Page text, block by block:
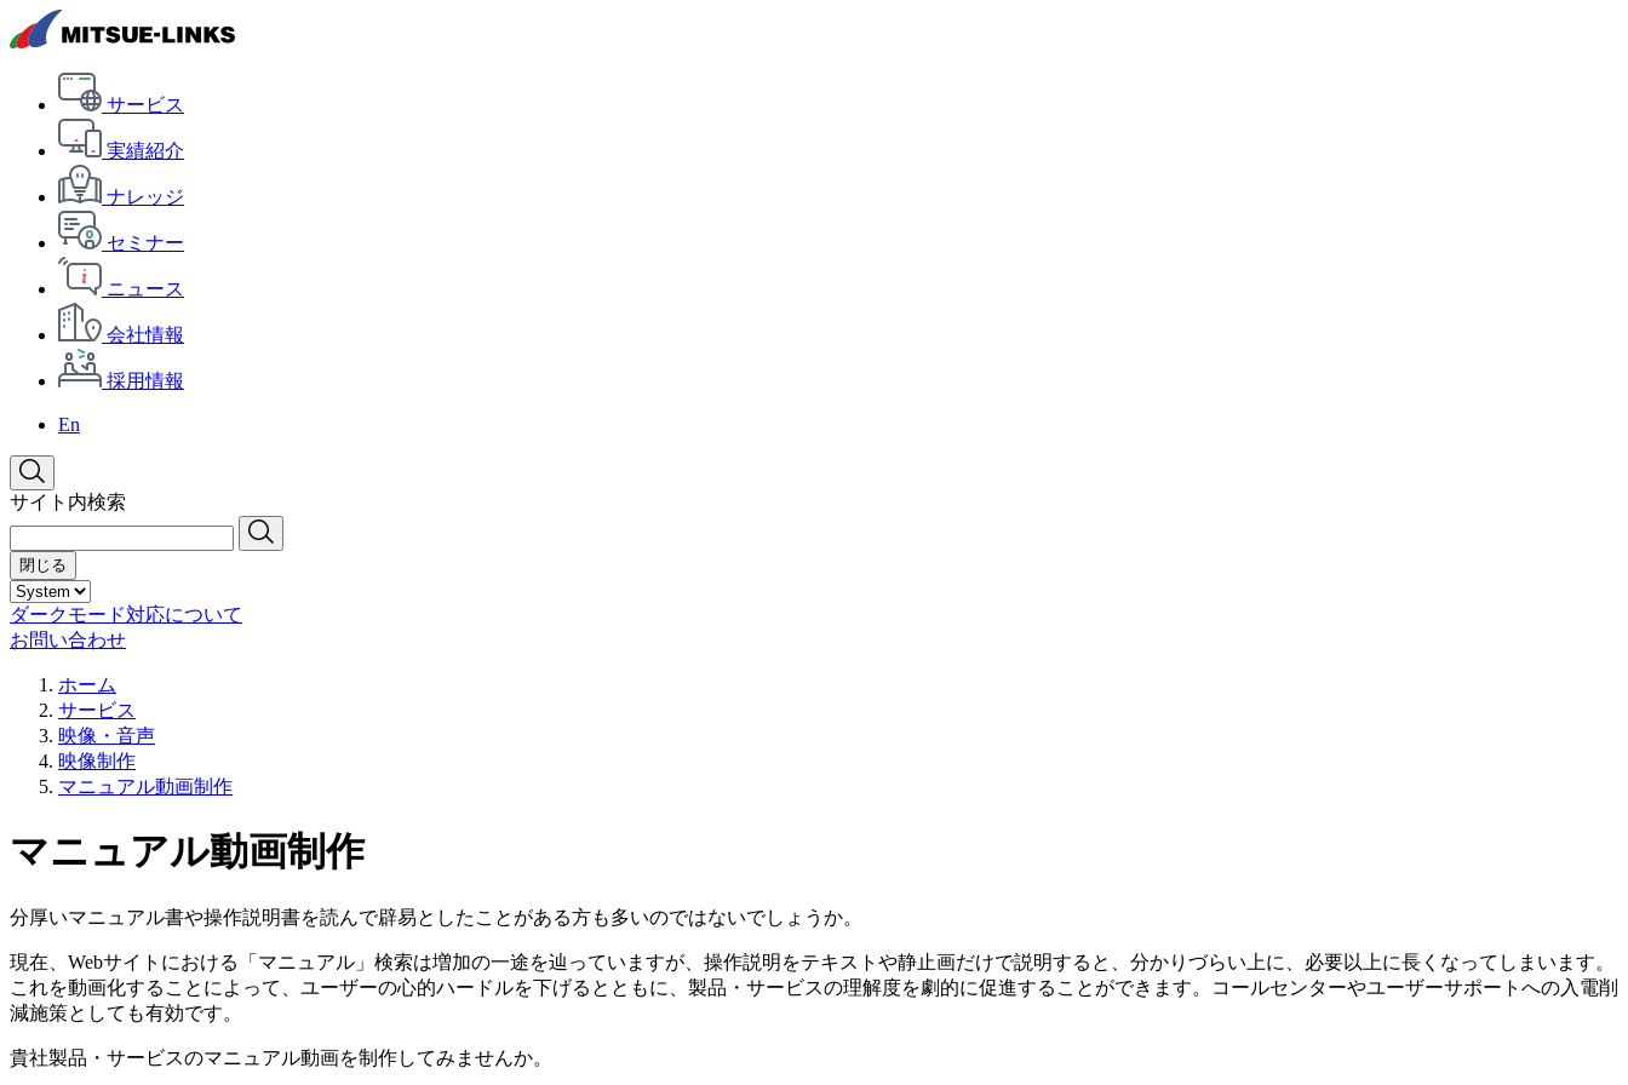
サービス
実績紹介
ナレッジ
セミナー
ニュース
会社情報
採用情報
En
サイト内検索
閉じる
ダークモード対応について
お問い合わせ
ホーム
サービス
映像・音声
映像制作
マニュアル動画制作
マニュアル動画制作
分厚いマニュアル書や操作説明書を読んで辟易としたことがある方も多いのではないでしょうか。
現在、Webサイトにおける「マニュアル」検索は増加の一途を辿っていますが、操作説明をテキストや静止画だけで説明すると、分かりづらい上に、必要以上に長くなってしまいます。
これを動画化することによって、ユーザーの心的ハードルを下げるとともに、製品・サービスの理解度を劇的に促進することができます。コールセンターやユーザーサポートへの入電削
減施策としても有効です。
貴社製品・サービスのマニュアル動画を制作してみませんか。